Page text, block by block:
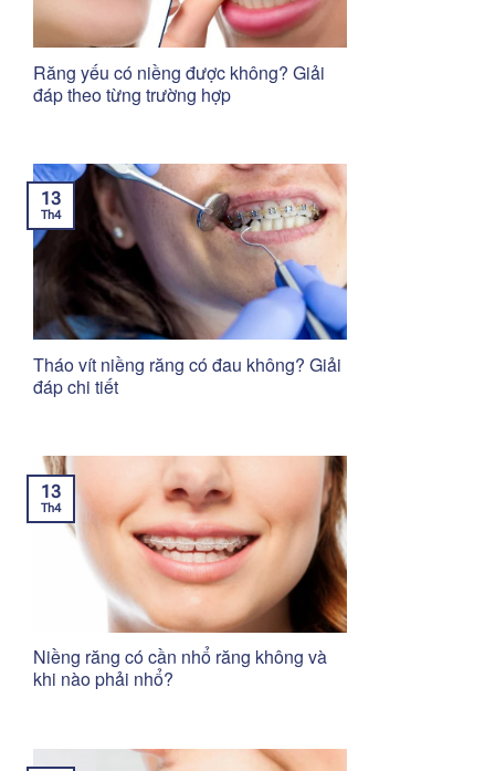
Răng yếu có niềng được không? Giải
đáp theo từng trường hợp
Tháo vít niềng răng có đau không? Giải
đáp chi tiết
13
Th4
Niềng răng có cần nhổ răng không và
khi nào phải nhổ?
13
Th4